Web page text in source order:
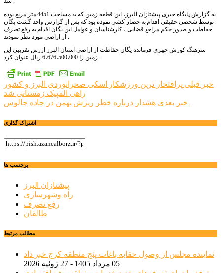
به گزارش پایگاه خبری پیشتازان البرز، این قطعه زمین که به مساحت 4451 متر مربع بوده
توسط شخصی حقیقی اقدام به حصار کشی نموده بود که پس از گزارش واحد گشت یگان
حفاظت و صدور حکم مراجع قضایی ، کارشناسان و عوامل این یگان اقدام به رفع تصرف
از اراضی مورد نظر نمودند .
سرهنگ کورش چهری فرمانده یگان حفاظت از اراضی استان البرز ارزش تقریبی این
زمین را 6،676،500،000 ریال عنوان کرد .
راهبری
نوشته
خبر قبلی پرافتخار ترین ورزشکار اسکی صحرانوردی البرز و کشور
راهی المپیک زمستانی شد
خبر بعدی
اشتراک گذاری
برچسب ها
پیشتازان البرز
راه وشهرسازی
رفع تصرف
طالقان
مطالب مرتبط
نماینده مجلس از وصول حقابه باغات پنج منطقه کرج خبر داد
05 مرداد 1405 - 27 ژوئیه 2026